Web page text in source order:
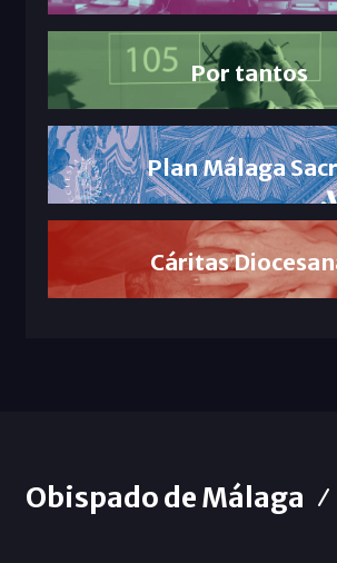
Por tantos
Plan Málaga
Cáritas
Obispado de Málaga